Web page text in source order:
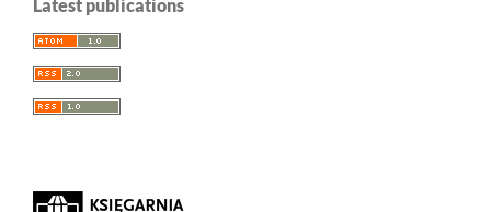
Latest publications